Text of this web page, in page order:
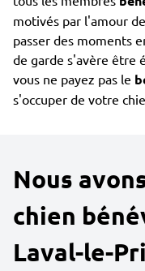
motivés par l'amour
passer des moments
de garde s'avère être
vous ne payez pas le
s'occuper de votre
Nous
chien
Laval-le-